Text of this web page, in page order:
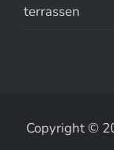
terrassen
Copyright ©